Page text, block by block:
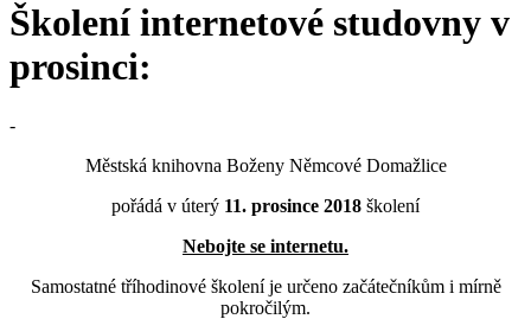
Školení internetové studovny v
prosinci:
-
Městská knihovna Boženy Němcové Domažlice
pořádá v úterý 11. prosince 2018 školení
Nebojte se internetu.
Samostatné tříhodinové školení je určeno začátečníkům i mírně
pokročilým.